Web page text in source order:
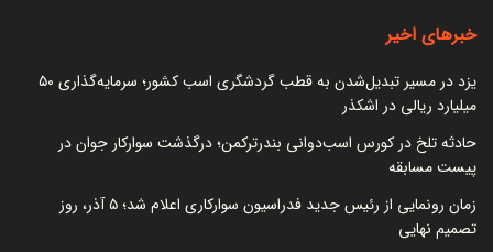
خبرهای اخیر
یزد در مسیر تبدیل‌شدن به قطب گردشگری اسب کشور؛ سرمایه‌گذاری ۵۰
میلیارد ریالی در اشکذر
حادثه تلخ در کورس اسب‌دوانی بندرترکمن؛ درگذشت سوارکار جوان در
پیست مسابقه
زمان رونمایی از رئیس جدید فدراسیون سوارکاری اعلام شد؛ ۵ آذر، روز
تصمیم نهایی